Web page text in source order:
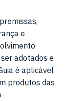
e
adotados e
é aplicável
produtos das